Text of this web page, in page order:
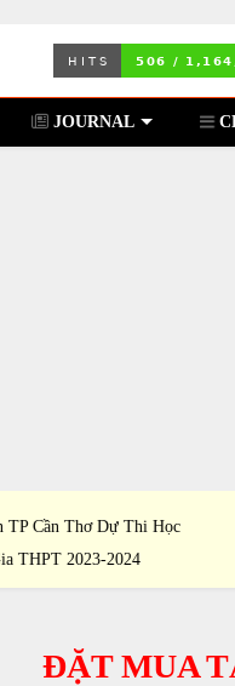
JOURNAL
PTNK TP Hồ Chí Minh
Quốc Gia THPT 2023-2024
MUA TẠP